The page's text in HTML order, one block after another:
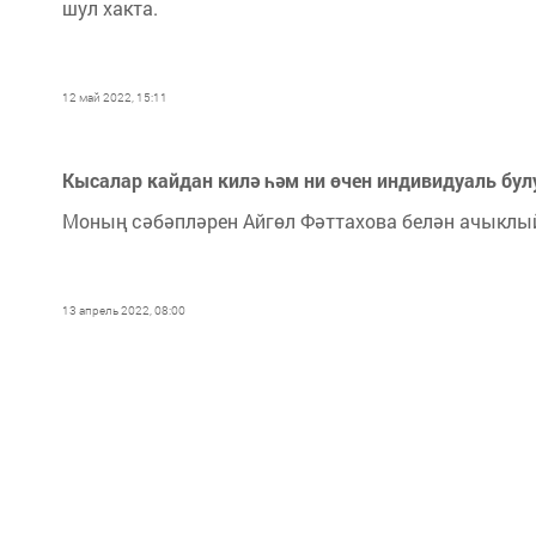
шул хакта.
12 май 2022, 15:11
Кысалар кайдан килә һәм ни өчен индивидуаль
Моның сәбәпләрен Айгөл Фәттахова белән
13 апрель 2022, 08:00